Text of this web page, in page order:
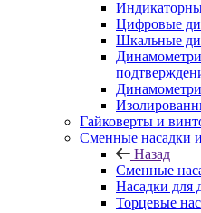
Цифровые
Шкальные
Гайковерты и
Сменные насадки
Назад
Сменные
Насадки для
Торцевые